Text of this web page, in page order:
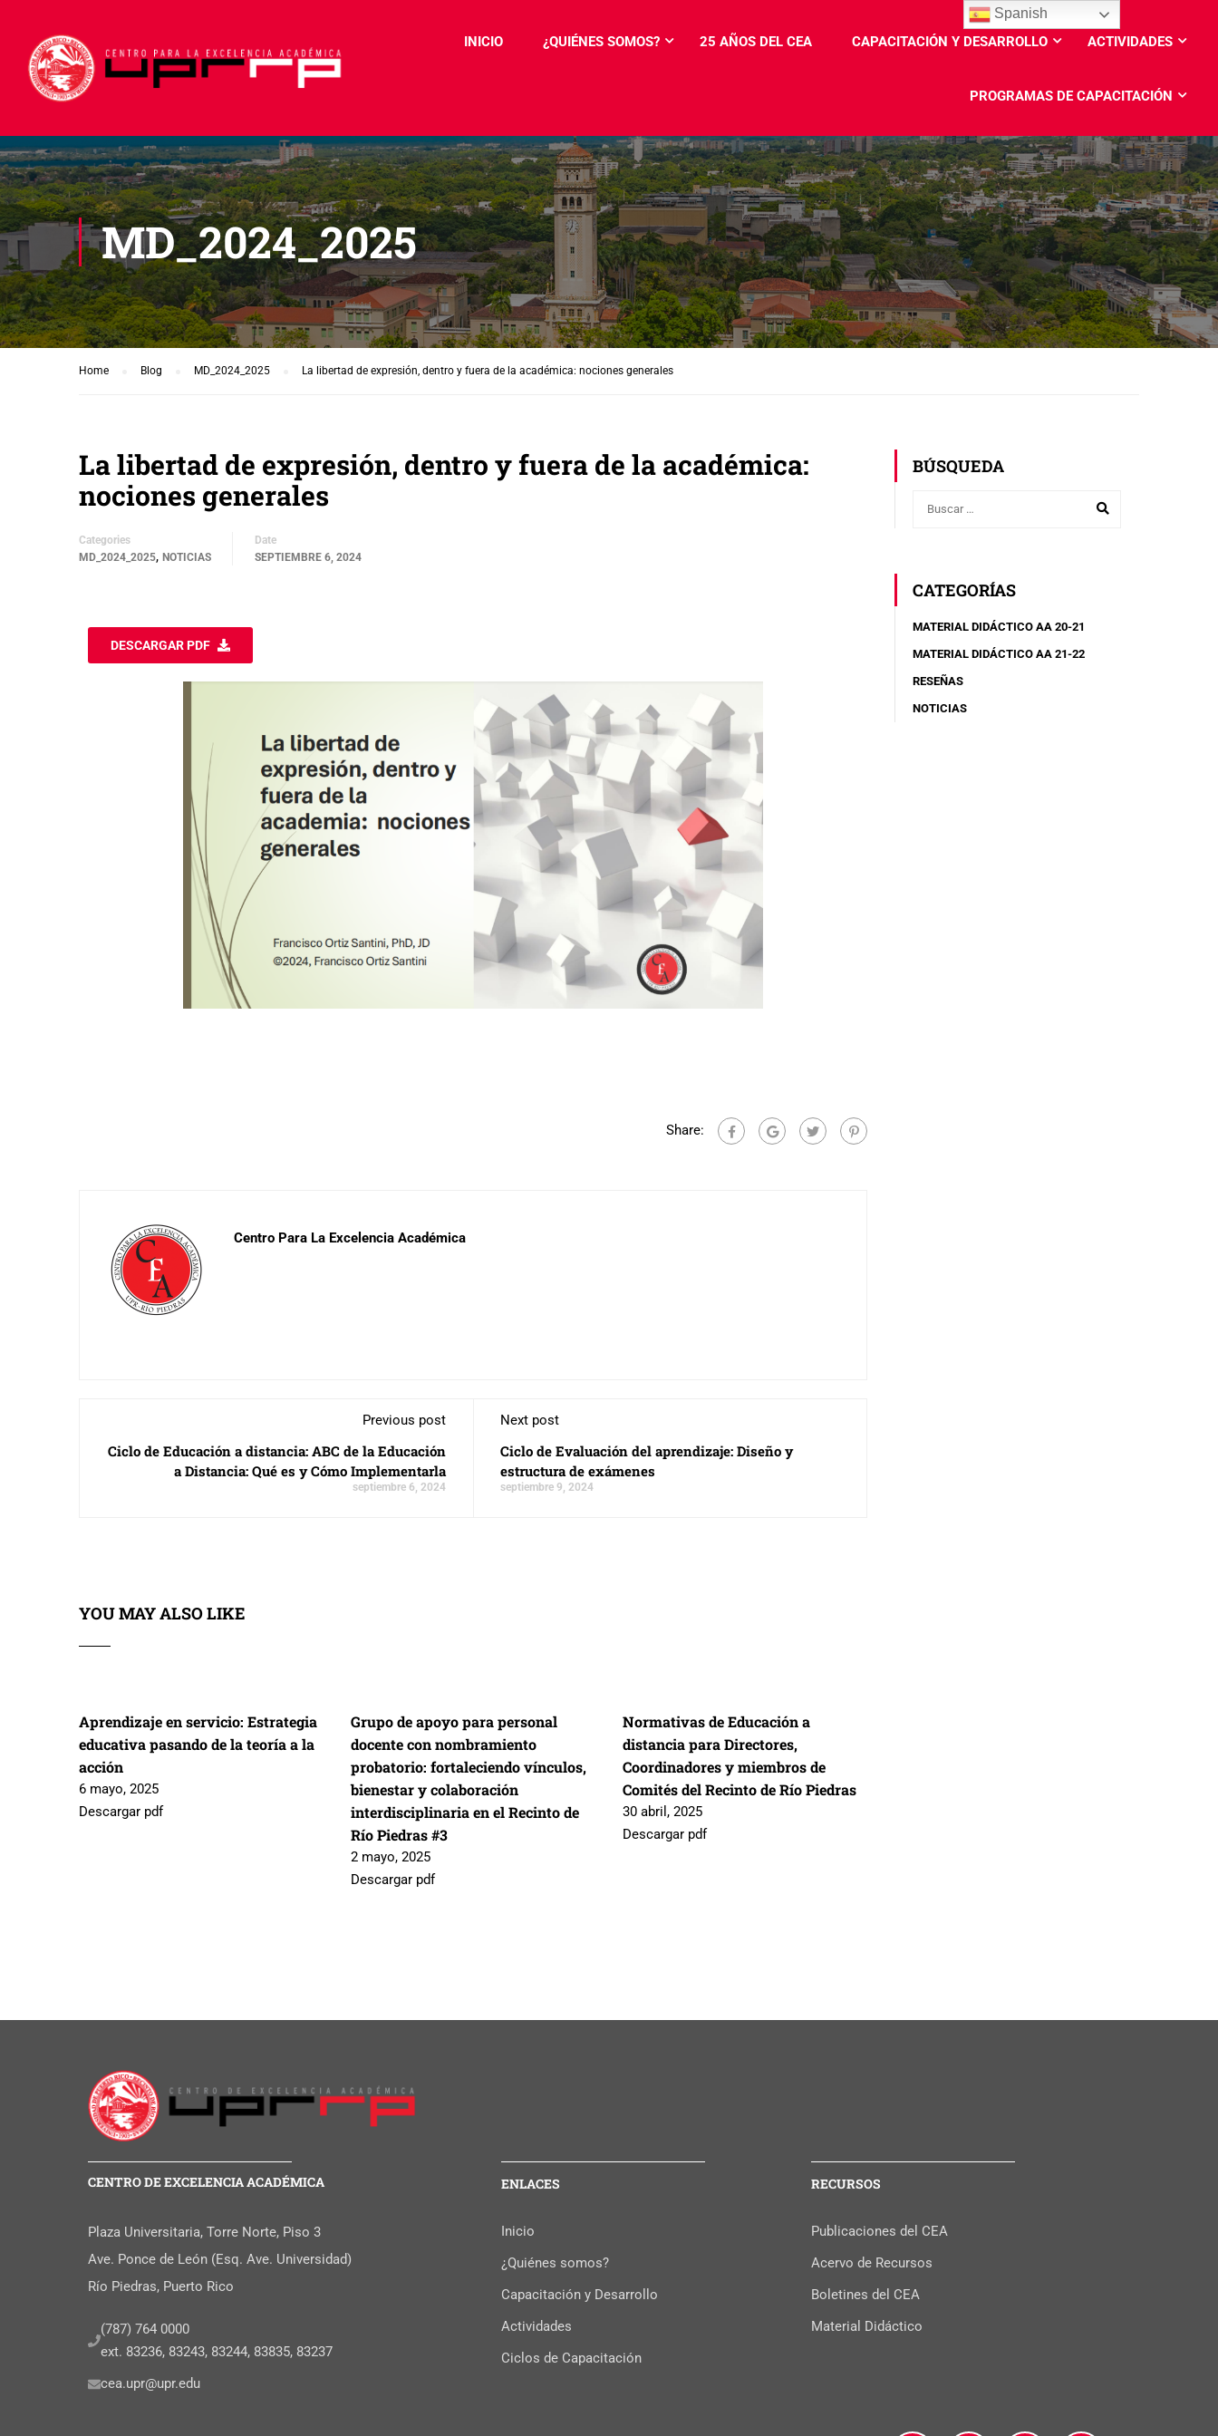
INICIO ¿QUIÉNES SOMOS? 25 AÑOS DEL CEA CAPACITACIÓN Y DESARROLLO ACTIVIDADES
PROGRAMAS DE CAPACITACIÓN
MD_2024_2025
Home Blog MD_2024_2025 La libertad de expresión, dentro y fuera de la académica: nociones generales
La libertad de expresión, dentro y fuera de la académica:
nociones generales
Categories
MD_2024_2025, NOTICIAS
Date
SEPTIEMBRE 6, 2024
DESCARGAR PDF
Share:
Centro Para La Excelencia Académica
Previous post
Ciclo de Educación a distancia: ABC de la Educación
a Distancia: Qué es y Cómo Implementarla
septiembre 6, 2024
Next post
Ciclo de Evaluación del aprendizaje: Diseño y
estructura de exámenes
septiembre 9, 2024
YOU MAY ALSO LIKE
Aprendizaje en servicio: Estrategia
educativa pasando de la teoría a la
acción
6 mayo, 2025
Descargar pdf
Grupo de apoyo para personal
docente con nombramiento
probatorio: fortaleciendo vínculos,
bienestar y colaboración
interdisciplinaria en el Recinto de
Río Piedras #3
2 mayo, 2025
Descargar pdf
Normativas de Educación a
distancia para Directores,
Coordinadores y miembros de
Comités del Recinto de Río Piedras
30 abril, 2025
Descargar pdf
BÚSQUEDA
CATEGORÍAS
MATERIAL DIDÁCTICO AA 20-21
MATERIAL DIDÁCTICO AA 21-22
RESEÑAS
NOTICIAS
CENTRO DE EXCELENCIA ACADÉMICA
Plaza Universitaria, Torre Norte, Piso 3
Ave. Ponce de León (Esq. Ave. Universidad)
Río Piedras, Puerto Rico
(787) 764 0000
ext. 83236, 83243, 83244, 83835, 83237
cea.upr@upr.edu
ENLACES
Inicio
¿Quiénes somos?
Capacitación y Desarrollo
Actividades
Ciclos de Capacitación
RECURSOS
Publicaciones del CEA
Acervo de Recursos
Boletines del CEA
Material Didáctico
Spanish